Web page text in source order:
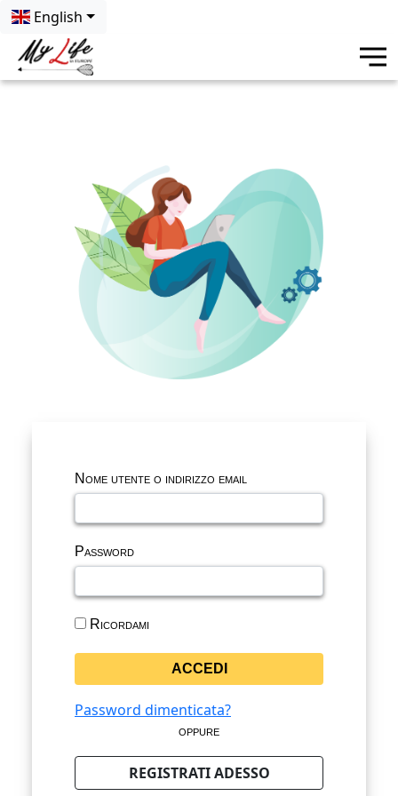
English
Nome utente o indirizzo email
Password
Ricordami
Password dimenticata?
oppure
REGISTRATI ADESSO